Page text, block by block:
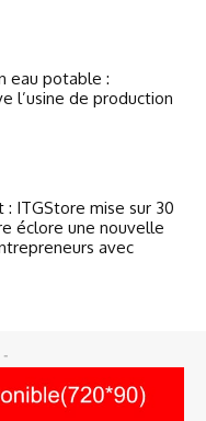
eau potable :
l’usine de production
: ITGStore mise sur 30
éclore une nouvelle
avec
-